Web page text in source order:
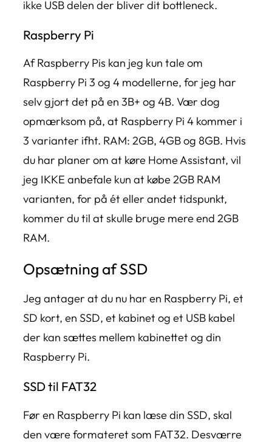
ikke USB delen der bliver dit bottleneck.
Raspberry Pi
Af Raspberry Pis kan jeg kun tale om
Raspberry Pi 3 og 4 modellerne, for jeg har
selv gjort det på en 3B+ og 4B. Vær dog
opmærksom på, at Raspberry Pi 4 kommer i
3 varianter ifht. RAM: 2GB, 4GB og 8GB. Hvis
du har planer om at køre Home Assistant, vil
jeg IKKE anbefale kun at købe 2GB RAM
varianten, for på ét eller andet tidspunkt,
kommer du til at skulle bruge mere end 2GB
RAM.
Opsætning af SSD
Jeg antager at du nu har en Raspberry Pi, et
SD kort, en SSD, et kabinet og et USB kabel
der kan sættes mellem kabinettet og din
Raspberry Pi.
SSD til FAT32
Før en Raspberry Pi kan læse din SSD, skal
den være formateret som FAT32. Desværre